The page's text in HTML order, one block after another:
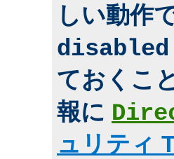
しい動作
ておくこ
報に
ュリティ